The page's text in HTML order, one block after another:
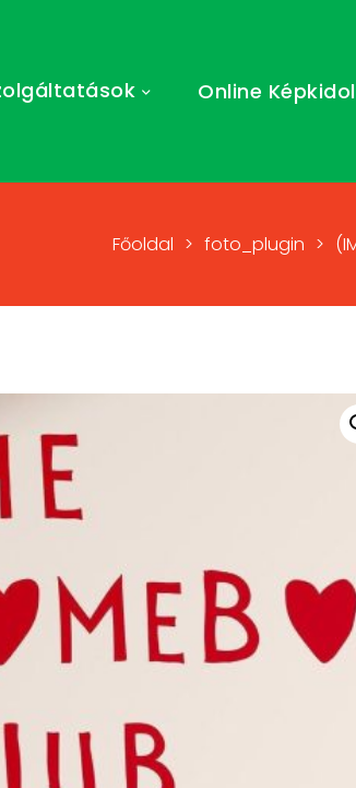
Online
Főoldal > foto_plugin >